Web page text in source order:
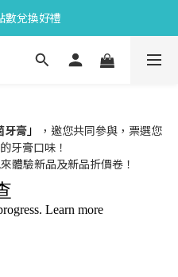
數兌換好禮
數兌換好禮
膏加碼送好禮
牙膏」
，邀您共同參與，票選您
牙膏口味！
體驗新品及新品折價卷！